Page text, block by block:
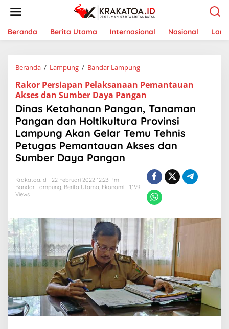
t
Beranda Berita Utama Internasional Nasional
Beranda / Lampung / Bandar Lampung
n
a
K
e
t
h
T
a
n
a
m
a
n
Rakor Persiapan Pelaksanaan Pemantauan
Akses dan Sumber Daya Pangan
Dinas Ketahanan Pangan, Tanaman
Pangan dan Holtikultura Provinsi
Lampung Akan Gelar Temu Tehnis
Petugas Pemantauan Akses dan
Sumber Daya Pangan
Krakatoa.id
22 Februari 2022 12:23 Pm
Bandar Lampung, Berita Utama, Ekonomi
1,199
Views